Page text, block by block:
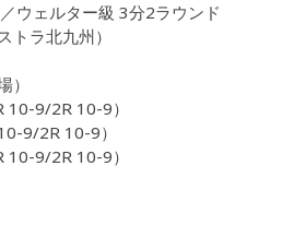
ウェルター級 3分2ラウンド
トラ北九州）
）
9/2R 10-9）
9/2R 10-9）
9/2R 10-9）